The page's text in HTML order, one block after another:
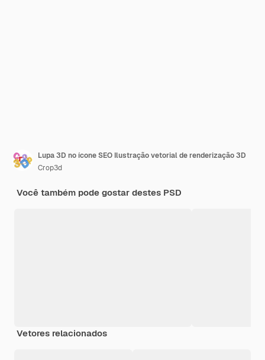
Lupa 3D no ícone SEO Ilustração vetorial de renderização 3D
Crop3d
Você também pode gostar destes PSD
Vetores relacionados